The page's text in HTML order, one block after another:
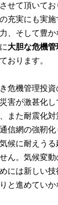
せて頂いて
充実にも実施
、そして豊
大胆な危機
おります。
危機管理投
害が激甚化
また耐震化
信網の強靭
候に耐えう
ん。気候変
には新しい
と進めていか